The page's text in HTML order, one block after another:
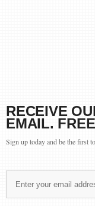
RECEIVE
EMAIL.
Sign up today and be the first